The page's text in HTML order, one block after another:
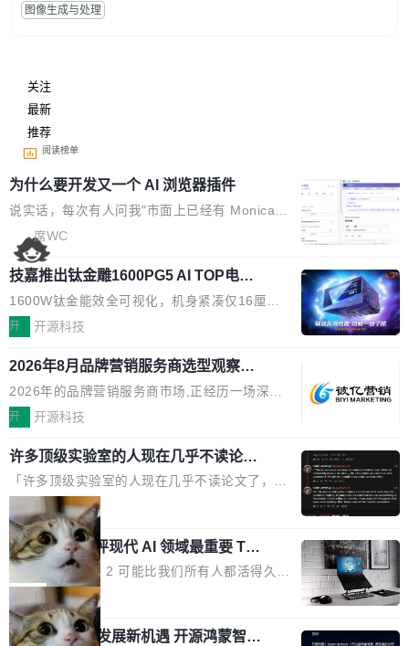
图像生成与处理
关注
最新
推荐
阅读榜单
为什么要开发又一个 AI 浏览器插件
说实话，每次有人问我"市面上已经有 Monica、
Sider、Copilot for Chrome 这些 AI 浏览器插件
了，你为什么还要再做一个"，我都觉得这个问题
问得好。 因为我自己也是从用户变成开发者的。
现有产品的天花板 我用过不少 AI 浏览器插件。
刚开始觉得都挺好——选中一段文字，弹出解
要。但用久了你会发现，它们本质上都是同一类
东西：一个带网页上下文的聊天框。 它们能读取
页面的文本，然后把文本丢给大模型，再返回一
段回答。仅此而已。 这当然有用，但总觉得差点
意思。比如我在一个后台管理系统里，需要填50
个表单字段，每个字段还有联动逻辑；比如我
想...
席WC
技嘉推出钛金雕1600PG5 AI TOP电
源：为发烧级主机与本地AI算力打造旗
舰供电方案
1600W钛金能效全可视化，机身紧凑仅16厘米
继2026台北电脑展首度亮相后，技嘉科技近日正
电源专为发烧级DIY主机与本地AI算力平台打
造，整机长度仅16厘米，提供1600W额定功率
与80PLUS钛金能效；支持ATX 3.1与PCIe 5.1
规范，结合服务器级元件、完善供电线材与内置
实时LCD监控屏，可充分满足当下高阶PC主机
的严苛使用需求。 澎湃功率，紧凑机身 钛金雕1
600PG5 AI TOP具备强悍输出功率，同时实现
机身尺寸大幅精简。整机长度仅16厘米，属于同
功率段机身尺寸十分紧凑的1600W电源产品。小
巧机身有效提升市面主流标准A...
开 开源科技
2026年8月品牌营销服务商选型观察：
从流量思维到品牌资产思维的范式转移
2026年的品牌营销服务商市场,正经历一场深刻
的价值重构。全球全案品牌代理机构市场从2025
复合增长率达5.44%,预计2032年将突破120亿美
元。数字广告与公共关系相关服务市场更是从20
25年的8463亿美元扩张至2026年的8763亿美
元。数字的背后是一个清晰的事实——品牌对专
业化营销服务的需求从未如此迫切。 但市场扩容
的同时,服务商的竞争逻辑正在改变。2026年Top
Agency年度合辑的观察指出,“产品”这个离消费
者最近的载体,在整个品牌营销层面的权重显著变
高了。全域营销服务商的竞争正在从规模转向深
开 开源科技
许多顶级实验室的人现在几乎不读论文
了
「许多顶级实验室的人现在几乎不读论文了，而
且他们认为 ICLR/ICML/NeurIPS 充斥着大量过
度宣传和欺诈。」 OpenAI 研究员 Keller Jorda
n 这条推文引发了广泛讨论。他不是在说风凉
话，他是说出了一个圈内人尽皆知但很少公开捅
破的事实。 Jordan 随后补充了一句软化声明：
「我不认为这些会议上大部分论文都在过度宣传
或造假。问题是，作为读者，如果你筛选出那些
局
xAI 前工程师评现代 AI 领域最重要 Top
3 开源项目
Flash Attention 2 可能比我们所有人都活得久。
这句话不是来自某个技术博客，而是出自 Hieu
Pham 的一条推文。Hieu Pham 是谁？他是 xAI
的早期工程师之一，在 Grok 训练基础设施团队
局
共商智能硬件发展新机遇 开源鸿蒙智能